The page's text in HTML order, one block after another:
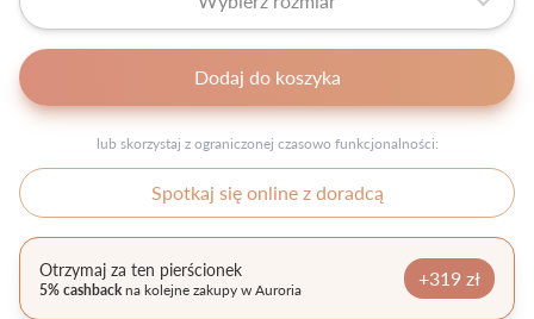
Dodaj do koszyka
lub skorzystaj z ograniczonej czasowo funkcjonalności:
Spotkaj się online z doradcą
Otrzymaj za ten pierścionek
5% cashbackna kolejne zakupy w Auroria +319 zł